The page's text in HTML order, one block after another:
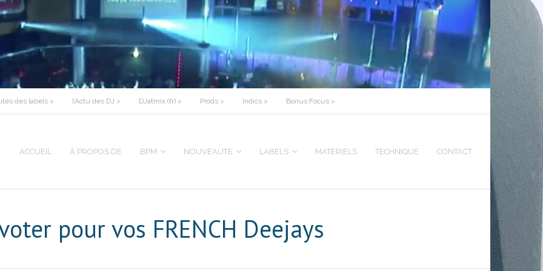
des labels > l’Actu des DJ > DJatmix (fr) > Prods > Indics > Bonus Focus >
ACCUEIL À PROPOS DE BPM NOUVEAUTE LABELS MATERIELS TECHNIQUE CONTACT
pour vos FRENCH Deejays